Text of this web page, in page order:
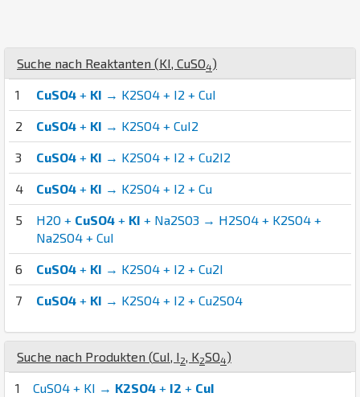
Suche nach Reaktanten (KI, CuSO4)
1 CuSO4 + KI → K2SO4 + I2 + CuI
2 CuSO4 + KI → K2SO4 + CuI2
3 CuSO4 + KI → K2SO4 + I2 + Cu2I2
4 CuSO4 + KI → K2SO4 + I2 + Cu
5 H2O + CuSO4 + KI + Na2SO3 → H2SO4 + K2SO4 +
Na2SO4 + CuI
6 CuSO4 + KI → K2SO4 + I2 + Cu2I
7 CuSO4 + KI → K2SO4 + I2 + Cu2SO4
Suche nach Produkten (CuI, I 2, K2SO4)
1 CuSO4 + KI → K2SO4 + I2 + CuI